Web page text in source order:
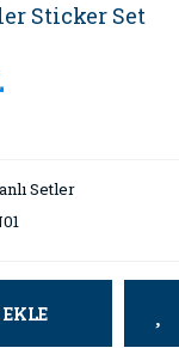
Sticker Set
Setler
EKLE